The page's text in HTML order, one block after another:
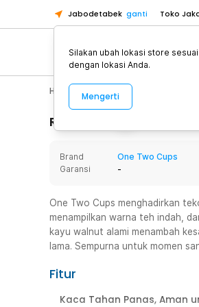
Jabodetabek ganti Toko
Toko
Toko
Pick n
Pick n Go
Toko
Toko
Toko
Pick n
Home Appliance
Rincian Produk
Brand
One Two Cups
Garansi
-
One Two Cups menghadirkan
menampilkan warna teh indah,
kayu walnut alami menambah
lama. Sempurna untuk momen
Fitur
Kaca Tahan Panas, Aman
Silakan ubah lokasi store sesuai
dengan lokasi Anda.
Mengerti